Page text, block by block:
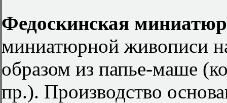
Федоскинская
миниатюрной живописи
образом из папье-маше
пр.). Производство